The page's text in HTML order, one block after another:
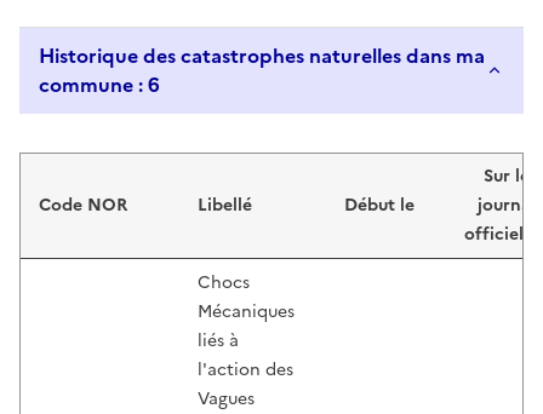
Historique des catastrophes naturelles dans ma
commune : 6
Code NOR Libellé Début le
Sur le
journal
officiel
Chocs
Mécaniques
liés à
l'action des
Vagues